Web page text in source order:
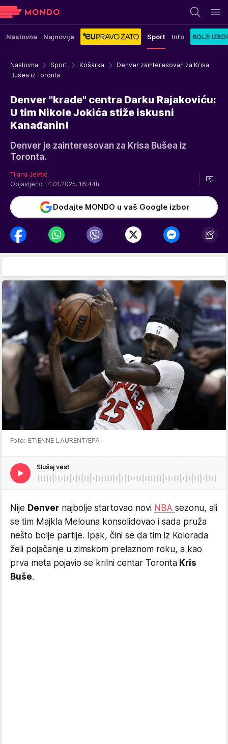
Naslovna Najnovije Sport Info
Naslovna Sport Košarka
Denver zainteresovan za Krisa
Bušea iz Toronta
Denver "krade" centra Darku Rajakoviću:
U tim Nikole Jokića stiže iskusni
Kanađanin!
Denver je zainteresovan za Krisa Bušea iz
Toronta.
Tijana Jevtić
Objavljeno 14.01.2025. 16:44h
Dodajte MONDO u vaš Google izbor
Foto: ETIENNE LAURENT/EPA
Slušaj vest
Nije Denver najbolje startovao novi NBA sezonu, ali
se tim Majkla Melouna konsolidovao i sada pruža
nešto bolje partije. Ipak, čini se da tim iz Kolorada
želi pojačanje u zimskom prelaznom roku, a kao
prva meta pojavio se krilni centar Toronta Kris
Buše.